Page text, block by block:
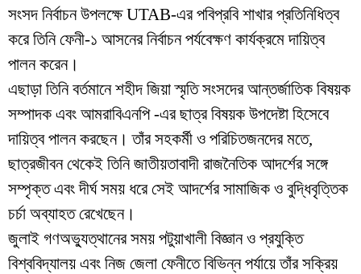
সংসদ নির্বাচন উপলক্ষে UTAB-এর পবিপ্রবি শাখার প্রতিনিধিত্ব
করে তিনি ফেনী-১ আসনের নির্বাচন পর্যবেক্ষণ কার্যক্রমে দায়িত্ব
পালন করেন।
এছাড়া তিনি বর্তমানে শহীদ জিয়া স্মৃতি সংসদের আন্তর্জাতিক বিষয়ক
সম্পাদক এবং আমরাবিএনপি -এর ছাত্র বিষয়ক উপদেষ্টা হিসেবে
দায়িত্ব পালন করছেন। তাঁর সহকর্মী ও পরিচিতজনদের মতে,
ছাত্রজীবন থেকেই তিনি জাতীয়তাবাদী রাজনৈতিক আদর্শের সঙ্গে
সম্পৃক্ত এবং দীর্ঘ সময় ধরে সেই আদর্শের সামাজিক ও বুদ্ধিবৃত্তিক
চর্চা অব্যাহত রেখেছেন।
জুলাই গণঅভ্যুত্থানের সময় পটুয়াখালী বিজ্ঞান ও প্রযুক্তি
বিশ্ববিদ্যালয় এবং নিজ জেলা ফেনীতে বিভিন্ন পর্যায়ে তাঁর সক্রিয়